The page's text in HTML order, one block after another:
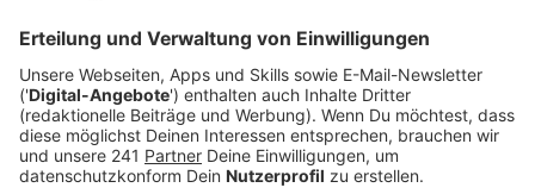
Anzeige
Mitarbeitende und Besucher offenbar
beteiligt